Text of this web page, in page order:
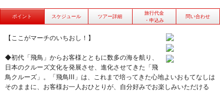
ポイント スケジュール ツアー詳細
旅行代金
・申込み
問い合わせ
【ここがマーチのいちおし！】
◆初代「飛鳥」からお客様とともに数多の海を航り、
日本のクルーズ文化を発展させ、進化させてきた「飛
鳥クルーズ」。「飛鳥III」は、これまで培ってきた心地よいおもてなしは
そのままに、お客様お一人おひとりが、自分好みでお楽しみいただける